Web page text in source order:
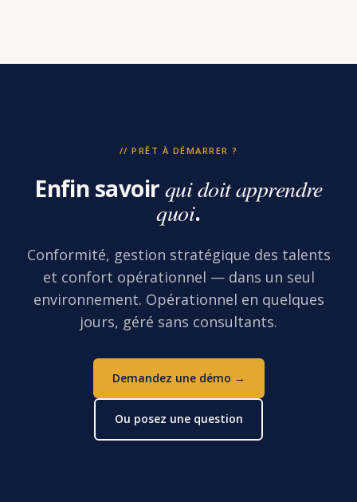
// PRÊT À DÉMARRER ?
Enfin savoirqui doit apprendre
quoi.
Conformité, gestion stratégique des talents
et confort opérationnel — dans un seul
environnement. Opérationnel en quelques
jours, géré sans consultants.
Demandez une démo →
Ou posez une question